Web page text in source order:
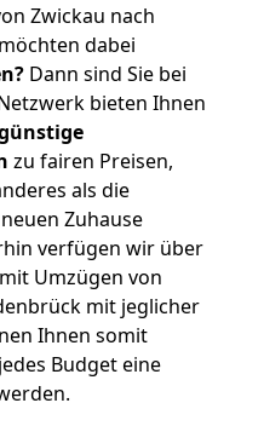
Zwickau nach
dabei
Dann sind Sie bei
bieten Ihnen
zu fairen Preisen,
als die
Zuhause
verfügen wir über
Umzügen von
mit jeglicher
Ihnen somit
Budget eine